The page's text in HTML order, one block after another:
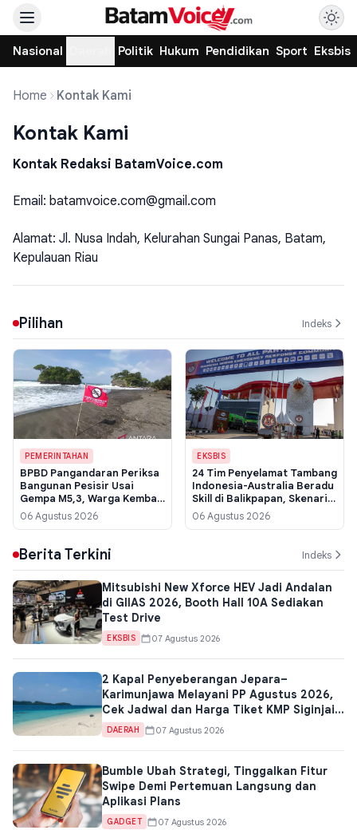
Nasional Politik Hukum Pendidikan Sport Eksbis
Home Kontak Kami
Kontak Kami
Kontak Redaksi BatamVoice.com
Email: batamvoice.com@gmail.com
Alamat: Jl. Nusa Indah, Kelurahan Sungai Panas, Batam,
Kepulauan Riau
Pilihan Indeks
PEMERINTAHAN
BPBD Pangandaran Periksa
Bangunan Pesisir Usai
Gempa M5,3, Warga Kembali
Beraktivitas
06 Agustus 2026
EKSBIS
24 Tim Penyelamat Tambang
Indonesia-Australia Beradu
Skill di Balikpapan, Skenario
Uji Sampai Kebakaran
Struktural
06 Agustus 2026
Berita Terkini Indeks
Mitsubishi New Xforce HEV Jadi Andalan
di GIIAS 2026, Booth Hall 10A Sediakan
Test Drive
EKSBIS 07 Agustus 2026
2 Kapal Penyeberangan Jepara–
Karimunjawa Melayani PP Agustus 2026,
Cek Jadwal dan Harga Tiket KMP Siginjai
hingga Express Bahari
DAERAH 07 Agustus 2026
Bumble Ubah Strategi, Tinggalkan Fitur
Swipe Demi Pertemuan Langsung dan
Aplikasi Plans
GADGET 07 Agustus 2026